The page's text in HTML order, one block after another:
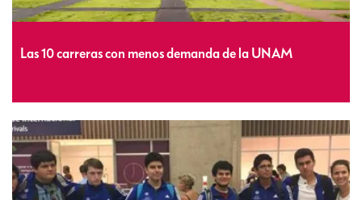
Las 10 carreras con menos demanda de la UNAM